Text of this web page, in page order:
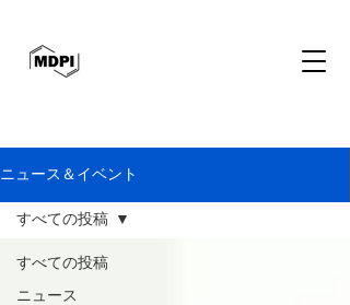
ニュース＆イベント
すべての投稿
ニュース
すべての投稿